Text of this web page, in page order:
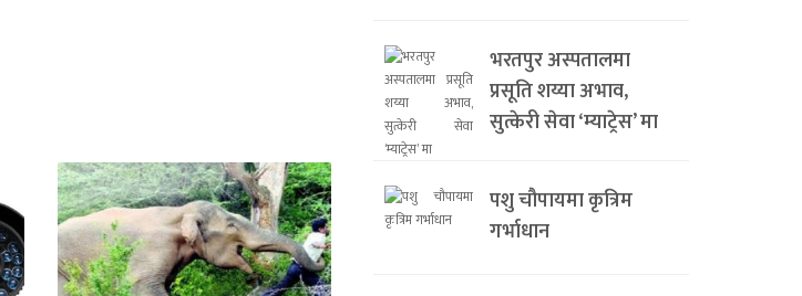
भरतपुर अस्पतालमा
प्रसूति शय्या अभाव,
सुत्केरी सेवा ‘म्याट्रेस’ मा
पशु चौपायमा कृत्रिम
गर्भाधान